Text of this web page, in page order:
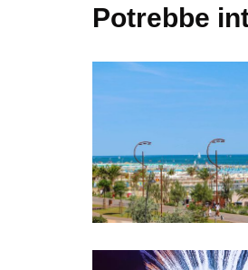
Potrebbe